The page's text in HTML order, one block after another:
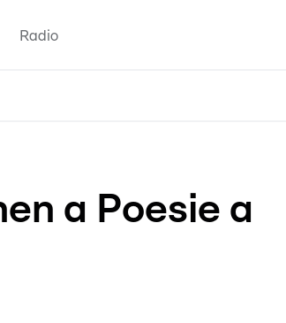
Radio
a Poesie a